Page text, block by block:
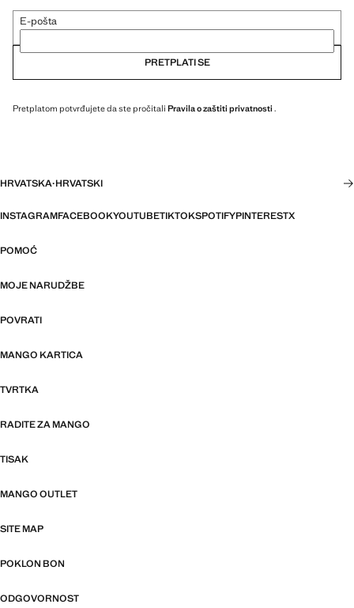
E-pošta
PRETPLATI SE
Pretplatom potvrđujete da ste pročitali Pravila o zaštiti privatnosti .
HRVATSKA·HRVATSKI
INSTAGRAMFACEBOOKYOUTUBETIKTOKSPOTIFYPINTERESTX
POMOĆ
MOJE NARUDŽBE
POVRATI
MANGO KARTICA
TVRTKA
RADITE ZA MANGO
TISAK
MANGO OUTLET
SITE MAP
POKLON BON
ODGOVORNOST